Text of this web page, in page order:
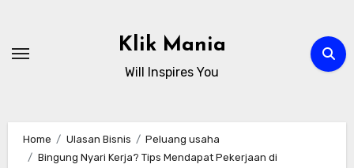
content
Klik Mania
Will Inspires You
Home Ulasan Bisnis
Peluang usaha
Bingung Nyari Kerja? Tips Mendapat Pekerjaan di